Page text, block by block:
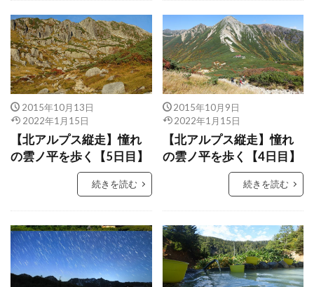
2015年10月13日
2022年1月15日
【北アルプス縦走】憧れ
の雲ノ平を歩く【5日目】
続きを読む
2015年10月9日
2022年1月15日
【北アルプス縦走】憧れ
の雲ノ平を歩く【4日目】
続きを読む